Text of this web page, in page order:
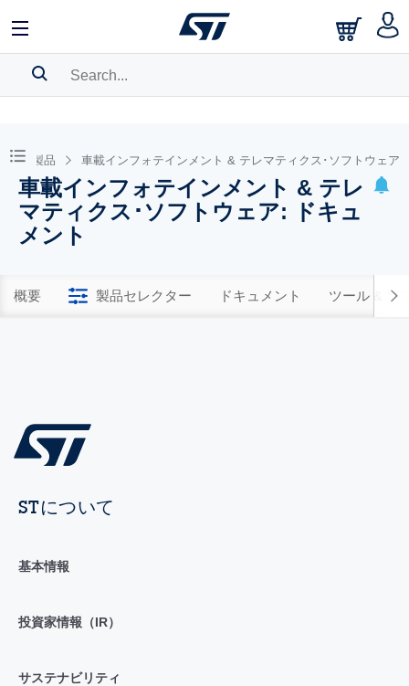
BOOKMARK
Pleaselog into show your saved searches.
ェア製品 車載インフォテインメント & テレマティクス･ソフトウェア
車載インフォテインメント & テレ
マティクス･ソフトウェア: ドキュ
メント
概要 製品セレクター ドキュメント ツール & ソ
STについて
基本情報
投資家情報（IR）
サステナビリティ